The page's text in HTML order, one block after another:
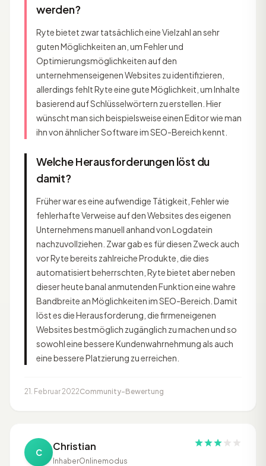
werden?
Ryte bietet zwar tatsächlich eine Vielzahl an sehr
guten Möglichkeiten an, um Fehler und
Optimierungsmöglichkeiten auf den
unternehmenseigenen Websites zu identifizieren,
allerdings fehlt Ryte eine gute Möglichkeit, um Inhalte
basierend auf Schlüsselwörtern zu erstellen. Hier
wünscht man sich beispielsweise einen Editor wie man
ihn von ähnlicher Software im SEO-Bereich kennt.
Welche Herausforderungen löst du
damit?
Früher war es eine aufwendige Tätigkeit, Fehler wie
fehlerhafte Verweise auf den Websites des eigenen
Unternehmens manuell anhand von Logdatein
nachzuvollziehen. Zwar gab es für diesen Zweck auch
vor Ryte bereits zahlreiche Produkte, die dies
automatisiert beherrschten, Ryte bietet aber neben
dieser heute banal anmutenden Funktion eine wahre
Bandbreite an Möglichkeiten im SEO-Bereich. Damit
löst es die Herausforderung, die firmeneigenen
Websites bestmöglich zugänglich zu machen und so
sowohl eine bessere Kundenwahrnehmung als auch
eine bessere Platzierung zu erreichen.
21. Februar 2022Community-Bewertung
C Christian
InhaberOnlinemodus